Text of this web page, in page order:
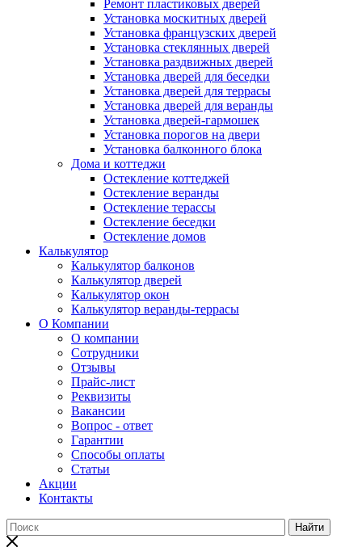
Ремонт пластиковых дверей
Установка москитных дверей
Установка французских дверей
Установка стеклянных дверей
Установка раздвижных дверей
Установка дверей для беседки
Установка дверей для террасы
Установка дверей для веранды
Установка дверей-гармошек
Установка порогов на двери
Установка балконного блока
Дома и коттеджи
Остекление коттеджей
Остекление веранды
Остекление терассы
Остекление беседки
Остекление домов
Калькулятор
Калькулятор балконов
Калькулятор дверей
Калькулятор окон
Калькулятор веранды-террасы
О Компании
О компании
Сотрудники
Отзывы
Прайс-лист
Реквизиты
Вакансии
Вопрос - ответ
Гарантии
Способы оплаты
Статьи
Акции
Контакты
Найти